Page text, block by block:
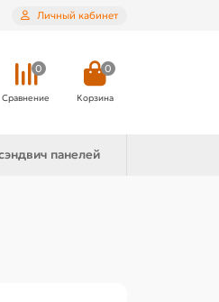
Личный кабинет
0
Сравнение
0
Корзина
панелей